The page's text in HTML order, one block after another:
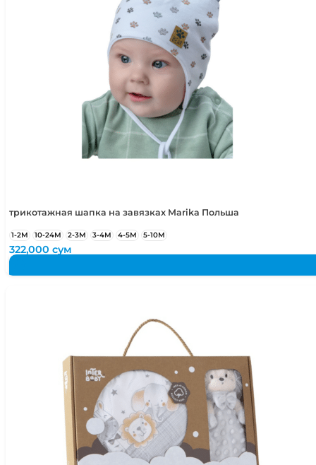
110-116 см
трикотажная шапка на завязках Marika Польша
1-2М 10-24М 2-3М 3-4М 4-5М 5-10М
322,000сум